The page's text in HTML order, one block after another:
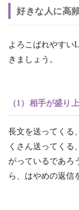
好きな人に高
よろこばれやすい
きましょう。
（1）相手が盛り
長文を送ってくる
くさん送ってくる
がっているであろ
ら、はやめの返信